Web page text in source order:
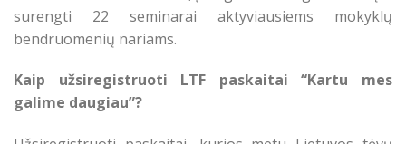
surengti 22 seminarai aktyviausiems mokyklų
bendruomenių nariams.
Kaip užsiregistruoti LTF paskaitai “Kartu mes
galime daugiau”?